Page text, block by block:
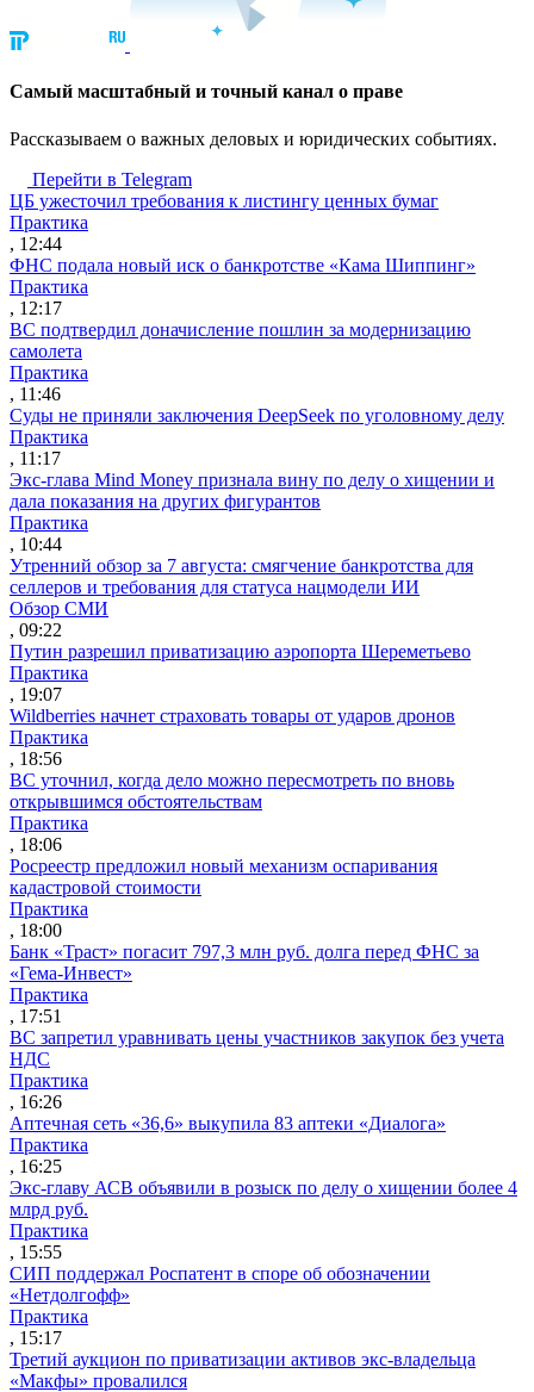
Cамый масштабный и точный канал о праве
Рассказываем о важных деловых и юридических событиях.
Перейти в Telegram
ЦБ ужесточил требования к листингу ценных бумаг
Практика
, 12:44
ФНС подала новый иск о банкротстве «Кама Шиппинг»
Практика
, 12:17
ВС подтвердил доначисление пошлин за модернизацию
самолета
Практика
, 11:46
Суды не приняли заключения DeepSeek по уголовному делу
Практика
, 11:17
Экс-глава Mind Money признала вину по делу о хищении и
дала показания на других фигурантов
Практика
, 10:44
Утренний обзор за 7 августа: смягчение банкротства для
селлеров и требования для статуса нацмодели ИИ
Обзор СМИ
, 09:22
Путин разрешил приватизацию аэропорта Шереметьево
Практика
, 19:07
Wildberries начнет страховать товары от ударов дронов
Практика
, 18:56
ВС уточнил, когда дело можно пересмотреть по вновь
открывшимся обстоятельствам
Практика
, 18:06
Росреестр предложил новый механизм оспаривания
кадастровой стоимости
Практика
, 18:00
Банк «Траст» погасит 797,3 млн руб. долга перед ФНС за
«Гема-Инвест»
Практика
, 17:51
ВС запретил уравнивать цены участников закупок без учета
НДС
Практика
, 16:26
Аптечная сеть «36,6» выкупила 83 аптеки «Диалога»
Практика
, 16:25
Экс-главу АСВ объявили в розыск по делу о хищении более 4
млрд руб.
Практика
, 15:55
СИП поддержал Роспатент в споре об обозначении
«Нетдолгофф»
Практика
, 15:17
Третий аукцион по приватизации активов экс-владельца
«Макфы» провалился